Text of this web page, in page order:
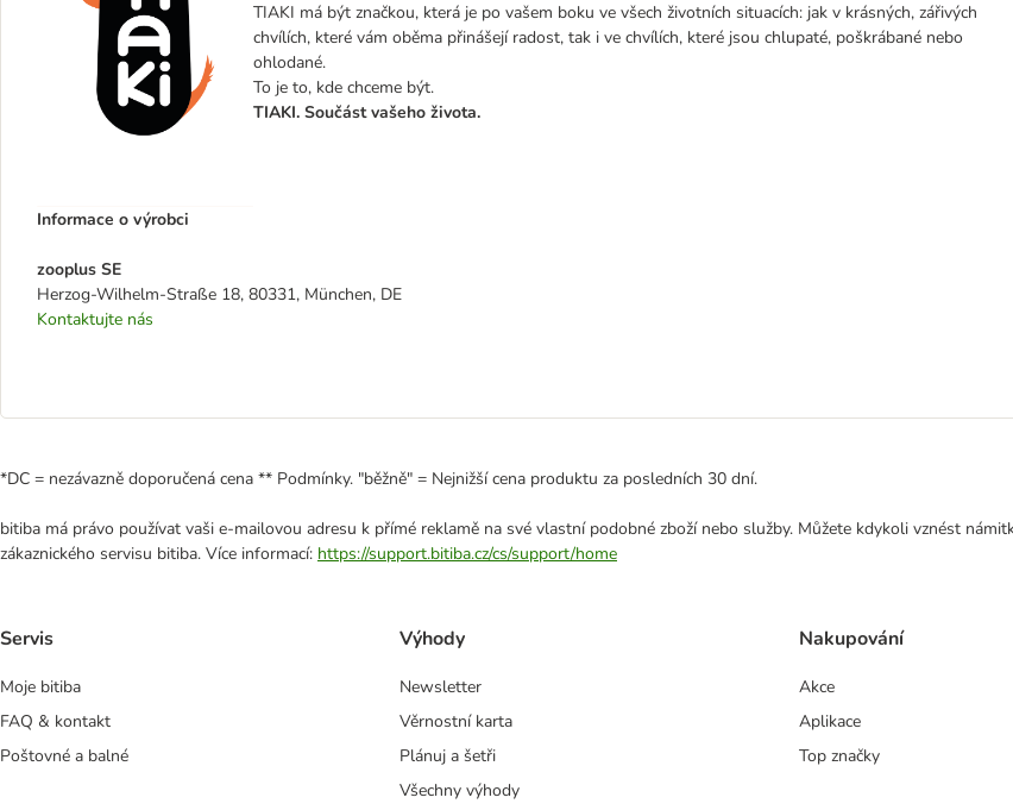
TIAKI má být značkou, která je po vašem boku ve všech životních situacích: jak v krásných, zářivých
chvílích, které vám oběma přinášejí radost, tak i ve chvílích, které jsou chlupaté, poškrábané nebo
ohlodané.
To je to, kde chceme být.
TIAKI. Součást vašeho života.
Informace o výrobci
zooplus SE
Herzog-Wilhelm-Straße 18, 80331, München, DE
Kontaktujte nás
*DC = nezávazně doporučená cena ** Podmínky. "běžně" = Nejnižší cena produktu za posledních 30 dní.
bitiba má právo používat vaši e-mailovou adresu k přímé reklamě na své vlastní podobné zboží nebo služby. Můžete kdykoli vznést
zákaznického servisu bitiba. Více informací: https://support.bitiba.cz/cs/support/home
Servis
Moje bitiba
FAQ & kontakt
Poštovné a balné
Výhody
Newsletter
Věrnostní karta
Plánuj a šetři
Všechny výhody
Nakupování
Akce
Aplikace
Top značky